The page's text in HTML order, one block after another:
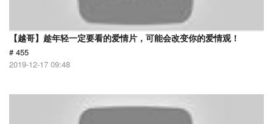
【越哥】趁年轻一定要看的爱情片，可能会改变你的爱情观！
# 455
2019-12-17 09:48